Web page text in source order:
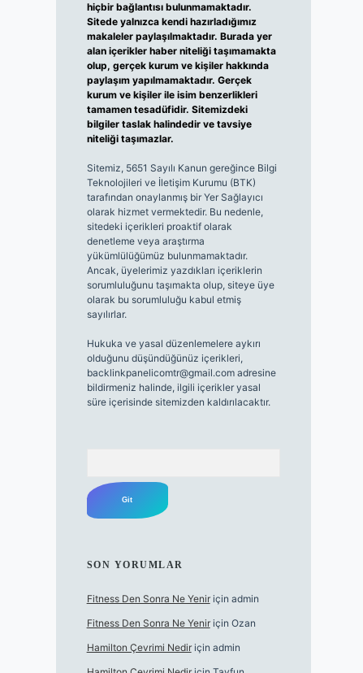
hiçbir bağlantısı bulunmamaktadır.
Sitede yalnızca kendi hazırladığımız
makaleler paylaşılmaktadır. Burada yer
alan içerikler haber niteliği taşımamakta
olup, gerçek kurum ve kişiler hakkında
paylaşım yapılmamaktadır. Gerçek
kurum ve kişiler ile isim benzerlikleri
tamamen tesadüfidir. Sitemizdeki
bilgiler taslak halindedir ve tavsiye
niteliği taşımazlar.
Sitemiz, 5651 Sayılı Kanun gereğince Bilgi
Teknolojileri ve İletişim Kurumu (BTK)
tarafından onaylanmış bir Yer Sağlayıcı
olarak hizmet vermektedir. Bu nedenle,
sitedeki içerikleri proaktif olarak
denetleme veya araştırma
yükümlülüğümüz bulunmamaktadır.
Ancak, üyelerimiz yazdıkları içeriklerin
sorumluluğunu taşımakta olup, siteye üye
olarak bu sorumluluğu kabul etmiş
sayılırlar.
Hukuka ve yasal düzenlemelere aykırı
olduğunu düşündüğünüz içerikleri,
backlinkpanelicomtr@gmail.comadresine
bildirmeniz halinde, ilgili içerikler yasal
süre içerisinde sitemizden kaldırılacaktır.
SON YORUMLAR
Fitness Den Sonra Ne Yeniriçin admin
Fitness Den Sonra Ne Yeniriçin Ozan
Hamilton Çevrimi Nediriçin admin